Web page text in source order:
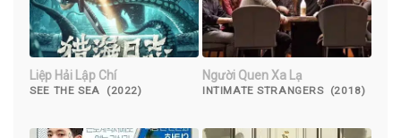
Liệp Hải Lập Chí
SEE THE SEA (2022)
Người Quen Xa Lạ
INTIMATE STRANGERS (2018)